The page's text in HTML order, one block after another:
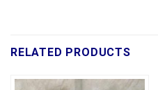
RELATED PRODUCTS